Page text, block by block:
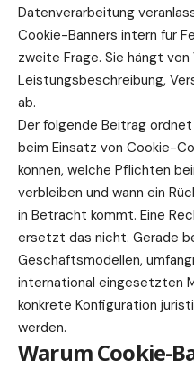
Datenverarbeitung
Cookie-Banners intern für
zweite Frage. Sie hängt
Leistungsbeschreibung,
ab.
Der folgende Beitrag
beim Einsatz von Cookie-
können, welche Pflichten
verbleiben und wann ein
in Betracht kommt. Eine
ersetzt das nicht. Gerade
Geschäftsmodellen,
international eingesetzten
konkrete Konfiguration
werden.
Warum Cookie-